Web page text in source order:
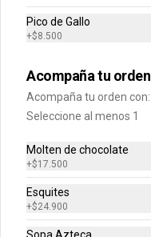
Conócenos
Cobertura
Política de Protección de
S.A.S
Términos y Condiciones de
Pico de Gallo
+$8.500
Acompaña tu
Acompaña tu orden con:
Seleccione al menos 1
Molten de chocolate
+$17.500
Esquites
+$24.900